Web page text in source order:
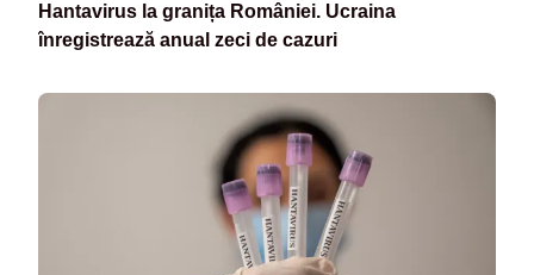
Hantavirus la granița României. Ucraina
înregistrează anual zeci de cazuri